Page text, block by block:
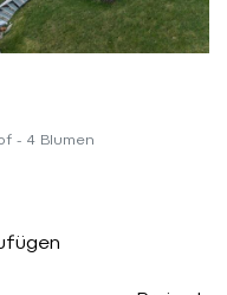
- 4 Blumen